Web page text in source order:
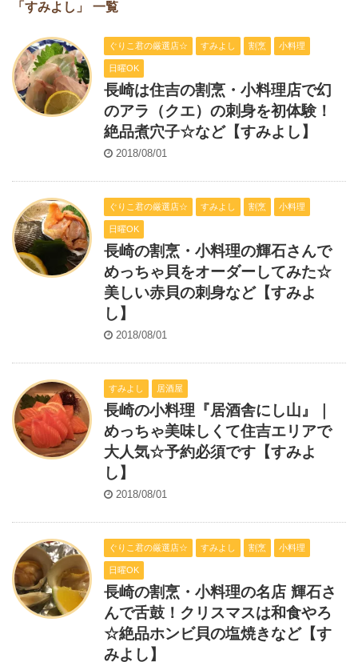
「すみよし」 一覧
ぐりこ君の厳選店☆ すみよし 割烹 小料理
日曜OK
長崎は住吉の割烹・小料理店で幻
のアラ（クエ）の刺身を初体験！
絶品煮穴子☆など【すみよし】
2018/08/01
ぐりこ君の厳選店☆ すみよし 割烹 小料理
日曜OK
長崎の割烹・小料理の輝石さんで
めっちゃ貝をオーダーしてみた☆
美しい赤貝の刺身など【すみよ
し】
2018/08/01
すみよし 居酒屋
長崎の小料理『居酒舎にし山』｜
めっちゃ美味しくて住吉エリアで
大人気☆予約必須です【すみよ
し】
2018/08/01
ぐりこ君の厳選店☆ すみよし 割烹 小料理
日曜OK
長崎の割烹・小料理の名店 輝石さ
んで舌鼓！クリスマスは和食やろ
☆絶品ホンビ貝の塩焼きなど【す
みよし】